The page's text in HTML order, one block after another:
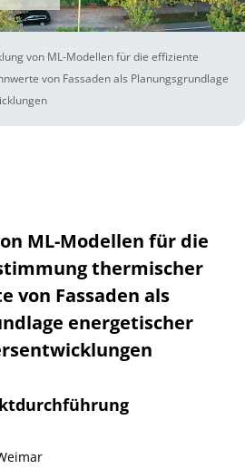
von ML-Modellen für die effiziente
von Fassaden als Planungsgrundlage
ML-Modellen für die
thermischer
von Fassaden als
energetischer